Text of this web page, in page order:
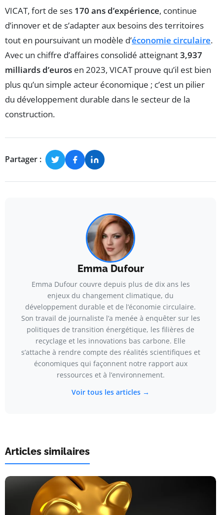
VICAT, fort de ses 170 ans d’expérience, continue
d’innover et de s’adapter aux besoins des territoires
tout en poursuivant un modèle d’économie circulaire.
Avec un chiffre d’affaires consolidé atteignant3,937
milliards d’euros en 2023, VICAT prouve qu’il est bien
plus qu’un simple acteur économique ; c’est un pilier
du développement durable dans le secteur de la
construction.
Partager :
Emma Dufour
Emma Dufour couvre depuis plus de dix ans les
enjeux du changement climatique, du
développement durable et de l’économie circulaire.
Son travail de journaliste l’a menée à enquêter sur les
politiques de transition énergétique, les filières de
recyclage et les innovations bas carbone. Elle
s’attache à rendre compte des réalités scientifiques et
économiques qui façonnent notre rapport aux
ressources et à l’environnement.
Voir tous les articles →
Articles similaires